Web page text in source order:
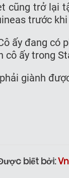
cũng trở lại
trước
ấy đang có
cô ấy trong
giành
biết bởi: